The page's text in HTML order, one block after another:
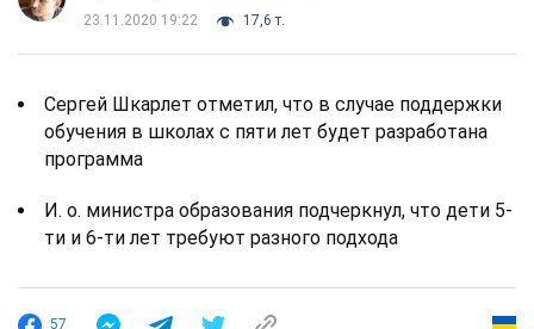
23.11.2020 19:22 17,6 т.
Сергей Шкарлет отметил, что в случае поддержки
обучения в школах с пяти лет будет разработана
программа
И. о. министра образования подчеркнул, что дети 5-
ти и 6-ти лет требуют разного подхода
57